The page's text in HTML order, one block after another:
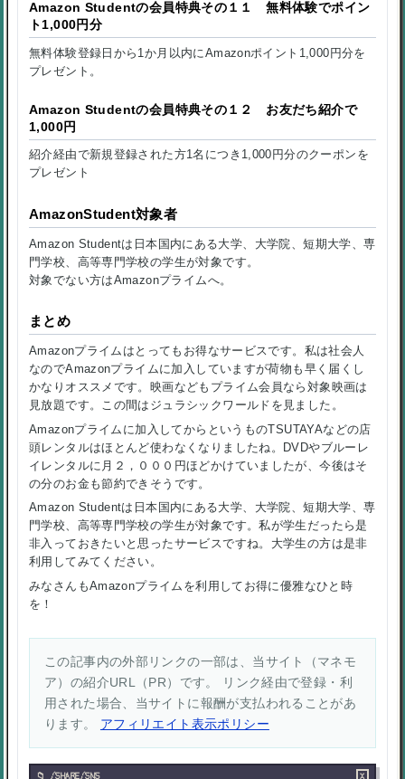
Amazon Studentの会員特典その１１ 無料体験でポイン
ト1,000円分
無料体験登録日から1か月以内にAmazonポイント1,000円分を
プレゼント。
Amazon Studentの会員特典その１２ お友だち紹介で
1,000円
紹介経由で新規登録された方1名につき1,000円分のクーポンを
プレゼント
AmazonStudent対象者
Amazon Studentは日本国内にある大学、大学院、短期大学、専
門学校、高等専門学校の学生が対象です。
対象でない方はAmazonプライムへ。
まとめ
Amazonプライムはとってもお得なサービスです。私は社会人
なのでAmazonプライムに加入していますが荷物も早く届くし
かなりオススメです。映画などもプライム会員なら対象映画は
見放題です。この間はジュラシックワールドを見ました。
Amazonプライムに加入してからというものTSUTAYAなどの店
頭レンタルはほとんど使わなくなりましたね。DVDやブルーレ
イレンタルに月２，０００円ほどかけていましたが、今後はそ
の分のお金も節約できそうです。
Amazon Studentは日本国内にある大学、大学院、短期大学、専
門学校、高等専門学校の学生が対象です。私が学生だったら是
非入っておきたいと思ったサービスですね。大学生の方は是非
利用してみてください。
みなさんもAmazonプライムを利用してお得に優雅なひと時
を！
この記事内の外部リンクの一部は、当サイト（マネモ
ア）の紹介URL（PR）です。 リンク経由で登録・利
用された場合、当サイトに報酬が支払われることがあ
ります。 アフィリエイト表示ポリシー
/SHARE/SNS ×